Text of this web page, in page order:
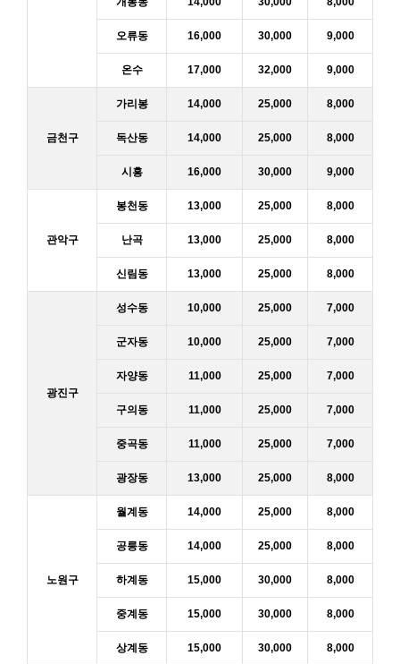
오류동 16,000 30,000 9,000
온수 17,000 32,000 9,000
금천구
가리봉 14,000 25,000 8,000
독산동 14,000 25,000 8,000
시흥 16,000 30,000 9,000
관악구
봉천동 13,000 25,000 8,000
난곡 13,000 25,000 8,000
신림동 13,000 25,000 8,000
광진구
성수동 10,000 25,000 7,000
군자동 10,000 25,000 7,000
자양동 11,000 25,000 7,000
구의동 11,000 25,000 7,000
중곡동 11,000 25,000 7,000
광장동 13,000 25,000 8,000
노원구
월계동 14,000 25,000 8,000
공릉동 14,000 25,000 8,000
하계동 15,000 30,000 8,000
중계동 15,000 30,000 8,000
상계동 15,000 30,000 8,000